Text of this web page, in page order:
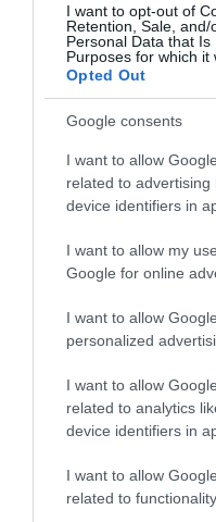
I want to opt-out of
Retention, Sale,
Personal Data that
Purposes for which it
Opted Out
Google consents
I want to allow
related to
device identifiers in
I want to allow my
Google for online
I want to allow
personalized
I want to allow
related to analytics
device identifiers in
I want to allow
related to
ma.hu
Nagy erőkkel
Árpádot
Magyar Péter: átfogó
Kenyában bezzeg
Második
A Tisza-frakció
Szomjazó gólyának
megható pillanatot
Megható felvétel: